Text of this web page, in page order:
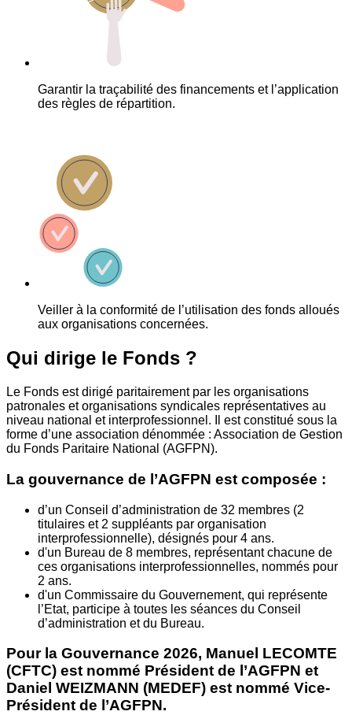
Garantir la traçabilité des financements et l’application
des règles de répartition.
Veiller à la conformité de l’utilisation des fonds alloués
aux organisations concernées.
Qui dirige le Fonds ?
Le Fonds est dirigé paritairement par les organisations
patronales et organisations syndicales représentatives au
niveau national et interprofessionnel. Il est constitué sous la
forme d’une association dénommée : Association de Gestion
du Fonds Paritaire National (AGFPN).
La gouvernance de l’AGFPN est composée :
d’un Conseil d’administration de 32 membres (2
titulaires et 2 suppléants par organisation
interprofessionnelle), désignés pour 4 ans.
d'un Bureau de 8 membres, représentant chacune de
ces organisations interprofessionnelles, nommés pour
2 ans.
d'un Commissaire du Gouvernement, qui représente
l’Etat, participe à toutes les séances du Conseil
d’administration et du Bureau.
Pour la Gouvernance 2026, Manuel LECOMTE
(CFTC) est nommé Président de l’AGFPN et
Daniel WEIZMANN (MEDEF) est nommé Vice-
Président de l’AGFPN.